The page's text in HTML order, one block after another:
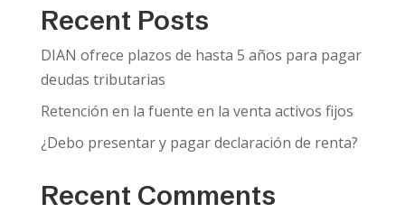
Recent Posts
DIAN ofrece plazos de hasta 5 años para pagar
deudas tributarias
Retención en la fuente en la venta activos fijos
¿Debo presentar y pagar declaración de renta?
Recent Comments